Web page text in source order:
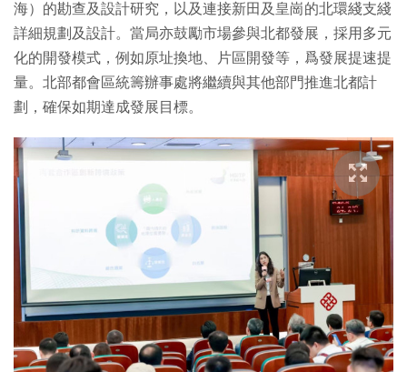
海）的勘查及設計研究，以及連接新田及皇崗的北環綫支綫
詳細規劃及設計。當局亦鼓勵市場參與北都發展，採用多元
化的開發模式，例如原址換地、片區開發等，爲發展提速提
量。北部都會區統籌辦事處將繼續與其他部門推進北都計
劃，確保如期達成發展目標。